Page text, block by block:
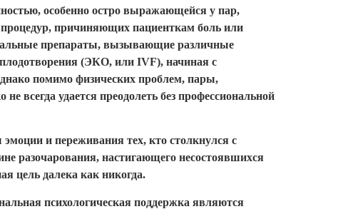
особенно остро выражающейся у пар,
причиняющих пациенткам боль или
препараты, вызывающие различные
(ЭКО, или IVF), начиная с
помимо физических проблем, пары,
всегда удается преодолеть без профессиональной
и переживания тех, кто столкнулся с
разочарования, настигающего несостоявшихся
цель далека как никогда.
психологическая поддержка являются